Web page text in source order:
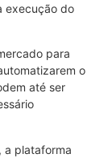
execução do
para
o
até ser
a plataforma